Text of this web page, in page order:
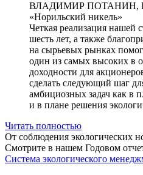
ВЛАДИМИР ПОТАНИН,
«Норильский никель»
Четкая реализация нашей
шесть лет, а также
на сырьевых рынках
один из самых высоких в
доходности для
сделать следующий шаг
амбициозных задач как в
и в плане решения
Читать полностью
От соблюдения экологических
Смотрите в нашем Годовом
Система экологического